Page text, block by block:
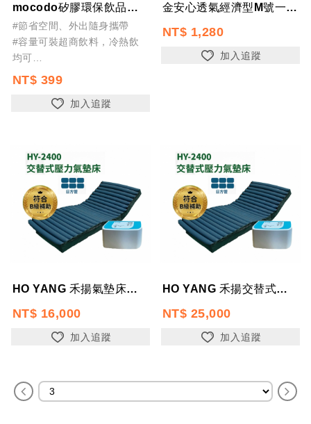
mocodo矽膠環保飲品隨行杯 600ml [-40~200度] 伸縮矽膠杯 折...
#節省空間、外出隨身攜帶
#容量可裝超商飲料，冷熱飲
均可
#重複使用 取代一次性杯子
A，無毒無味
NT$ 399
加入追蹤
金安心透氣經濟型M號一箱120片
NT$ 1,280
加入追蹤
HO YANG 禾揚氣墊床優惠組 HY-2400 日型方管 三管交替 方管氣墊床...
NT$ 16,000
加入追蹤
HO YANG 禾揚交替式氣墊床 HY-AUTO88 兔寶寶氣墊床 三管交替減壓...
NT$ 25,000
加入追蹤